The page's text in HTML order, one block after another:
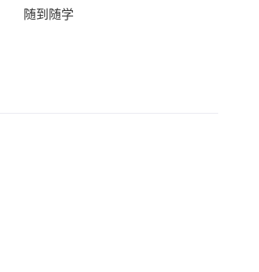
随到随学